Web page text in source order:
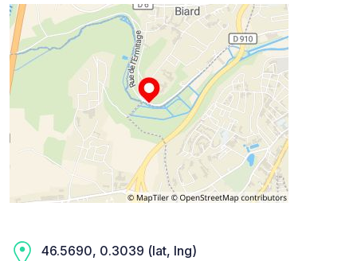
46.5690, 0.3039 (lat, lng)